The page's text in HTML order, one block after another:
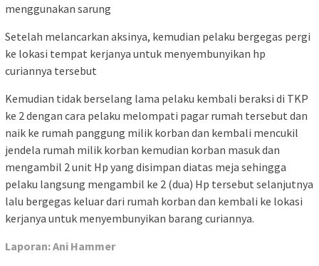
menggunakan sarung
Setelah melancarkan aksinya, kemudian pelaku bergegas pergi
ke lokasi tempat kerjanya untuk menyembunyikan hp
curiannya tersebut
Kemudian tidak berselang lama pelaku kembali beraksi di TKP
ke 2 dengan cara pelaku melompati pagar rumah tersebut dan
naik ke rumah panggung milik korban dan kembali mencukil
jendela rumah milik korban kemudian korban masuk dan
mengambil 2 unit Hp yang disimpan diatas meja sehingga
pelaku langsung mengambil ke 2 (dua) Hp tersebut selanjutnya
lalu bergegas keluar dari rumah korban dan kembali ke lokasi
kerjanya untuk menyembunyikan barang curiannya.
Laporan: Ani Hammer